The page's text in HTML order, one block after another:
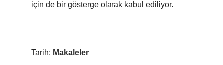
için de bir gösterge olarak kabul ediliyor.
Tarih: Makaleler